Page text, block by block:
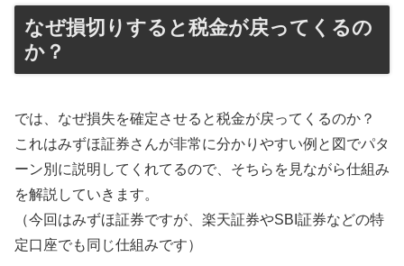
なぜ損切りすると税金が戻ってくるの
か？
では、なぜ損失を確定させると税金が戻ってくるのか？
これはみずほ証券さんが非常に分かりやすい例と図でパタ
ーン別に説明してくれてるので、そちらを見ながら仕組み
を解説していきます。
（今回はみずほ証券ですが、楽天証券やSBI証券などの特
定口座でも同じ仕組みです）